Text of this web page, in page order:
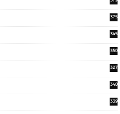
375
345
350
327
340
339